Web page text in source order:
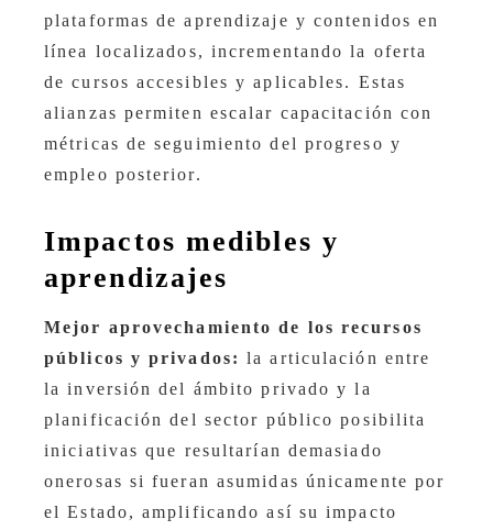
plataformas de aprendizaje y contenidos en
línea localizados, incrementando la oferta
de cursos accesibles y aplicables. Estas
alianzas permiten escalar capacitación con
métricas de seguimiento del progreso y
empleo posterior.
Impactos medibles y
aprendizajes
Mejor aprovechamiento de los recursos
públicos y privados: la articulación entre
la inversión del ámbito privado y la
planificación del sector público posibilita
iniciativas que resultarían demasiado
onerosas si fueran asumidas únicamente por
el Estado, amplificando así su impacto